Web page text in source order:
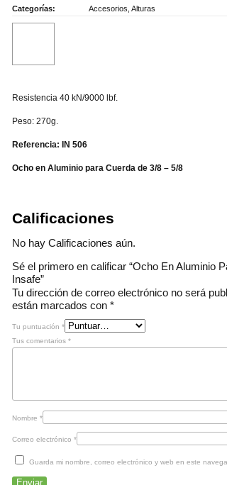
Categorías: Accesorios ,Alturas
Resistencia 40 kN/9000 lbf.
Peso: 270g.
Referencia: IN 506
Ocho en Aluminio para Cuerda de 3/8 – 5/8
Calificaciones
No hay Calificaciones aún.
Sé el primero en calificar “Ocho En Aluminio
Insafe”
Tu dirección de correo electrónico no será
están marcados con*
Tu puntuación*
Tus comentarios*
Nombre*
Correo electrónico*
Guarda mi nombre, correo electrónico y web en este